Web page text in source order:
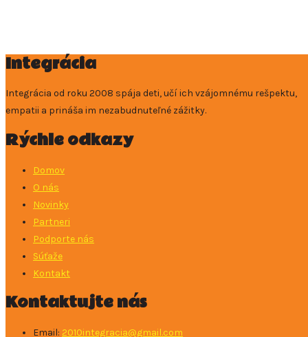
Integrácia
Integrácia od roku 2008 spája deti, učí ich vzájomnému rešpektu,
empatii a prináša im nezabudnuteľné zážitky.
Rýchle odkazy
Domov
O nás
Novinky
Partneri
Podporte nás
Súťaže
Kontakt
Kontaktujte nás
Email: 2010integracia@gmail.com